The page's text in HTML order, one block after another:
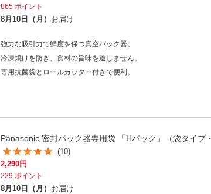
865 ポイント
8月10日（月） お届け
強力な吸引力で鮮度を保つ真空パック器。
冷凍焼けを防ぎ、食材の旨味を逃しません。
専用抗菌袋とロールカッター付きで便利。
Panasonic 密封パック器専用袋 「Hパック」（袋タイ
(10)
2,290円
229 ポイント
8月10日（月） お届け